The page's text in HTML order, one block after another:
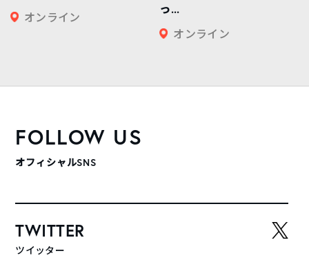
オンライン
っ...
オンライン
FOLLOW US
オフィシャルSNS
TWITTER
ツイッター